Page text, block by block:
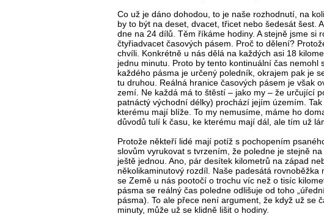
Co už je dáno dohodou, to je naše rozhodnutí, na
by to být na deset, dvacet, třicet nebo šedesát šest.
dne na 24 dílů. Těm říkáme hodiny. A stejně jsme si
čtyřiadvacet časových pásem. Proč to dělení?
chvíli. Konkrétně u nás dělá na každých asi 18
jednu minutu. Proto by tento kontinuální čas nemohl
každého pásma je určený poledník, okrajem pak je
tu druhou. Reálná hranice časových pásem je však
zemí. Ne každá má to štěstí – jako my – že určující
patnáctý východní délky) prochází jejím územím.
kterému mají blíže. To my nemusíme, máme ho
důvodů tulí k času, ke kterému mají dál, ale tím už
Protože někteří lidé mají potíž s pochopením
slovům vyrukovat s tvrzením, že poledne je stejně
ještě jednou. Ano, pár desítek kilometrů na západ
několikaminutový rozdíl. Naše padesátá rovnoběžka
se Země u nás pootočí o trochu víc než o tisíc
pásma se reálný čas poledne odlišuje od toho
pásma). To ale přece není argument, že když už se
minuty, může už se klidně lišit o hodiny.